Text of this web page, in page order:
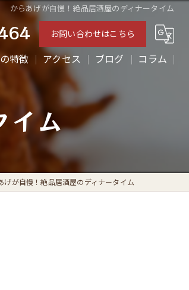
からあげが自慢！絶品居酒屋のディナータイム
お問い合わせはこちら
特徴
ナー
アウト
あげ
アクセス ブログ コラム
イム
げが自慢！絶品居酒屋のディナータイム